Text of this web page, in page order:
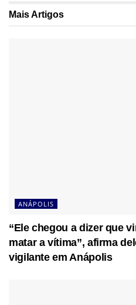
MaisArtigos
ANÁPOLIS
“Ele chegou a dizer que
matar a vítima”, afirma
vigilante em Anápolis